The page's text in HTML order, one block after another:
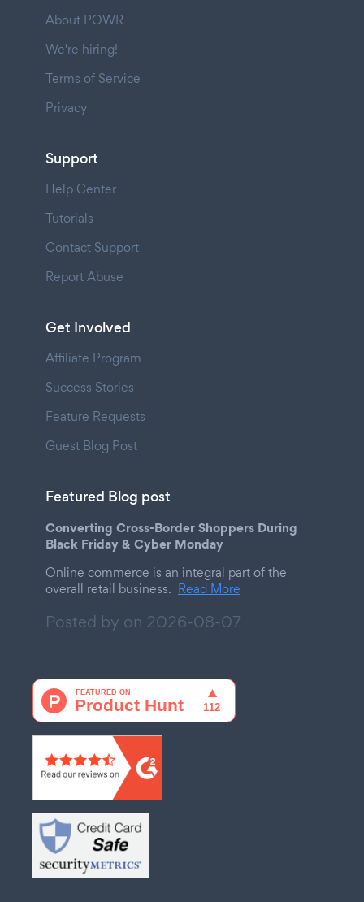
About POWR
We're hiring!
Terms of Service
Privacy
Support
Help Center
Tutorials
Contact Support
Report Abuse
Get Involved
Affiliate Program
Success Stories
Feature Requests
Guest Blog Post
Featured Blog post
Converting Cross-Border Shoppers During
Black Friday & Cyber Monday
Online commerce is an integral part of the
overall retail business. Read More
Posted by on 2026-08-07